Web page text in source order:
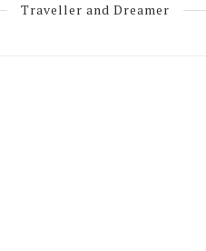
Traveller and Dreamer